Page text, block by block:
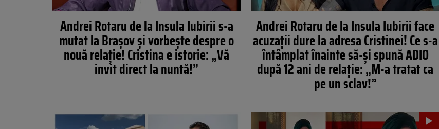
Andrei Rotaru de la Insula Iubirii s-a
mutat la Brașov și vorbește despre o
nouă relație! Cristina e istorie: „Vă
invit direct la nuntă!”
Andrei Rotaru de la Insula Iubirii face
acuzații dure la adresa Cristinei! Ce s-a
întâmplat înainte să-și spună ADIO
după 12 ani de relație: „M-a tratat ca
pe un sclav!”